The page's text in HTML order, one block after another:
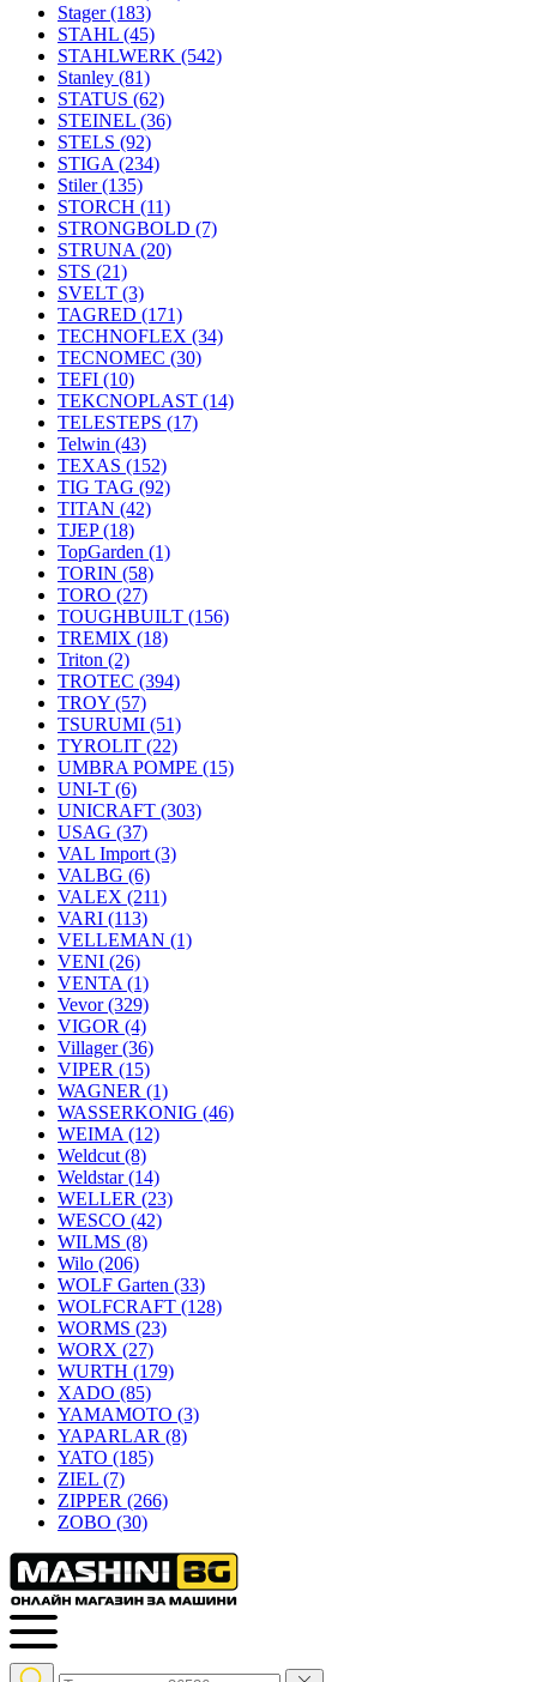
Stager(183)
STAHL (45)
STAHLWERK (542)
Stanley (81)
STATUS (62)
STEINEL (36)
STELS (92)
STIGA (234)
Stiler(135)
STORCH (11)
STRONGBOLD (7)
STRUNA (20)
STS (21)
SVELT (3)
TAGRED (171)
TECHNOFLEX (34)
TECNOMEC (30)
TEFI (10)
TEKCNOPLAST (14)
TELESTEPS (17)
Telwin (43)
TEXAS (152)
TIG TAG (92)
TITAN (42)
TJEP(18)
TopGarden (1)
TORIN (58)
TORO (27)
TOUGHBUILT (156)
TREMIX (18)
Triton (2)
TROTEC (394)
TROY (57)
TSURUMI (51)
TYROLIT (22)
UMBRA POMPE (15)
UNI-T (6)
UNICRAFT (303)
USAG (37)
VAL Import (3)
VALBG (6)
VALEX (211)
VARI (113)
VELLEMAN (1)
VENI (26)
VENTA (1)
Vevor(329)
VIGOR (4)
Villager(36)
VIPER (15)
WAGNER (1)
WASSERKONIG (46)
WEIMA (12)
Weldcut (8)
Weldstar(14)
WELLER (23)
WESCO (42)
WILMS (8)
Wilo (206)
WOLF Garten (33)
WOLFCRAFT (128)
WORMS (23)
WORX (27)
WURTH (179)
XADO (85)
YAMAMOTO (3)
YAPARLAR (8)
YATO (185)
ZIEL (7)
ZIPPER (266)
ZOBO (30)